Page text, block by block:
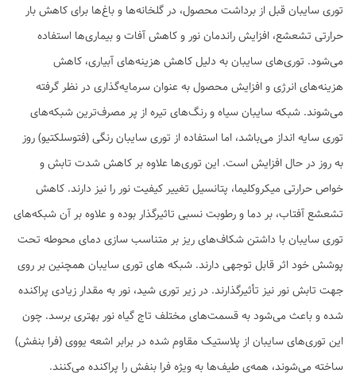
توری سایبان قبل از برداشت محصول، در گلخانه‌ها و باغ‌ها برای کاهش بار
حرارتی تشعشع، افزایش راندمان نور و کاهش آفات و بیماری‌ها استفاده
می‌شود. توری‌های سایبان به دلیل کاهش هزینه‌های آبیاری، کاهش
هزینه‌های انرژی و افزایش محصول به عنوان سرمایه‌گذاری در نظر گرفته
می‌شوند. شبکه سایبان سیاه و رنگ‌های تیره از پر مصرف‌ترین شبکه‌های
توری سایه انداز می‌باشد، اما استفاده از توری سایبان رنگی (فتوسلکتیو) روز
به روز در حال افزایش است. این توری‌ها علاوه بر کاهش شدت تابش و
خواص حرارتی میکروکلیما، پتانسیل تغییر کیفیت نور را نیز دارند. کاهش
تشعشع آفتاب، بر دما و رطوبت نسبی تاثیرگذار بوده و علاوه بر آن شبکه‌های
توری سایبان با داشتن شکاف‌های ریز بر متناسب سازی دمای محوطه تحت
پوشش خود اثر قابل توجهی دارند. شبکه های توری سایبان همچنین بر روی
جهت تابش نور نیز تأثیرگذارند. در زیر توری شید، نور به مقدار زیادی پراکنده
شده و باعث می‌شود به قسمت‌های مختلف تاج گیاه نور بهتری برسد. چون
این توری‌های سایبان از پلاستیک مقاوم شده در برابر اشعه یووی (فرا بنفش)
ساخته می‌شوند، همه‌ی طیف‌ها به ویژه فرا بنفش را پراکنده می‌کنند.